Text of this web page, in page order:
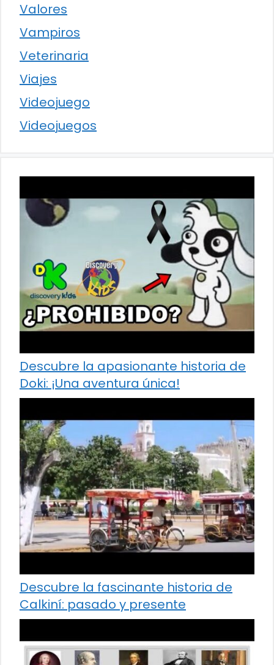
Valores
Vampiros
Veterinaria
Viajes
Videojuego
Videojuegos
Descubre la apasionante historia de
Doki: ¡Una aventura única!
Descubre la fascinante historia de
Calkiní: pasado y presente